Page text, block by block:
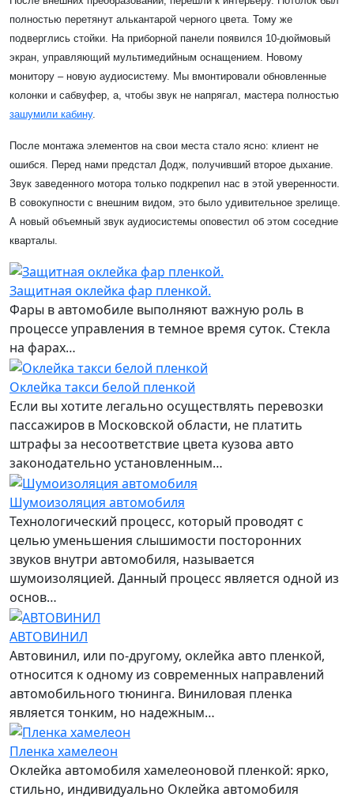
полностью перетянут алькантарой черного цвета. Тому же
подверглись стойки. На приборной панели появился 10-дюймовый
экран, управляющий мультимедийным оснащением. Новому
монитору – новую аудиосистему. Мы вмонтировали обновленные
колонки и сабвуфер, а, чтобы звук не напрягал, мастера полностью
зашумили кабину.
После монтажа элементов на свои места стало ясно: клиент не
ошибся. Перед нами предстал Додж, получивший второе дыхание.
Звук заведенного мотора только подкрепил нас в этой уверенности.
В совокупности с внешним видом, это было удивительное зрелище.
А новый объемный звук аудиосистемы оповестил об этом соседние
кварталы.
Защитная оклейка фар пленкой.
Фары в автомобиле выполняют важную роль в
процессе управления в темное время суток. Стекла
на фарах…
Оклейка такси белой пленкой
Если вы хотите легально осуществлять перевозки
пассажиров в Московской области, не платить
штрафы за несоответствие цвета кузова авто
законодательно установленным…
Шумоизоляция автомобиля
Технологический процесс, который проводят с
целью уменьшения слышимости посторонних
звуков внутри автомобиля, называется
шумоизоляцией. Данный процесс является одной из
основ…
АВТОВИНИЛ
Автовинил, или по-другому, оклейка авто пленкой,
относится к одному из современных направлений
автомобильного тюнинга. Виниловая пленка
является тонким, но надежным…
Пленка хамелеон
Оклейка автомобиля хамелеоновой пленкой: ярко,
стильно, индивидуально Оклейка автомобиля